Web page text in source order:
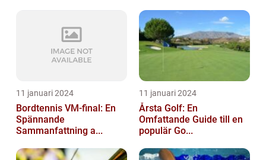
11 januari 2024
Bordtennis VM-final: En
Spännande
Sammanfattning a...
11 januari 2024
Årsta Golf: En
Omfattande Guide till en
populär Go...